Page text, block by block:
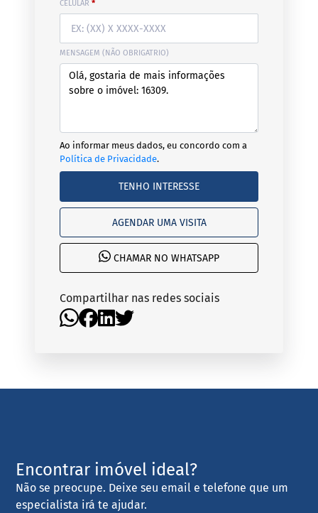
CELULAR *
MENSAGEM (NÃO OBRIGATRIO)
Ao informar meus dados, eu concordo com a
Política de Privacidade.
TENHO INTERESSE
AGENDAR UMA VISITA
CHAMAR NO WHATSAPP
Compartilhar nas redes sociais
Encontrar imóvel ideal?
Não se preocupe. Deixe seu email e telefone que um
especialista irá te ajudar.